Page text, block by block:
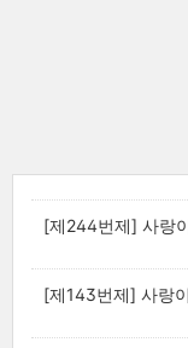
[제244번제] 사랑
[제143번제] 사랑